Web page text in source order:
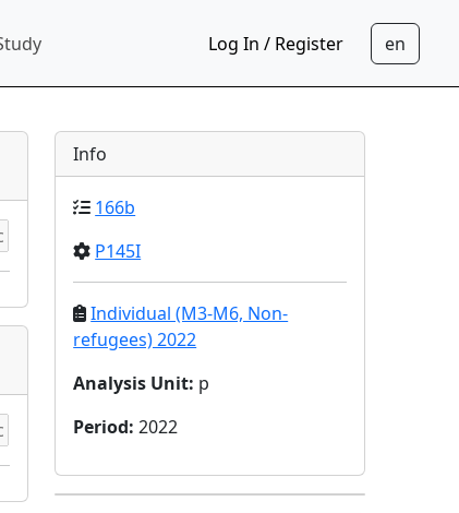
Log In / Register
Info
166b
P145I
Individual (M3-M6, Non-
refugees) 2022
Analysis Unit: p
Period:2022